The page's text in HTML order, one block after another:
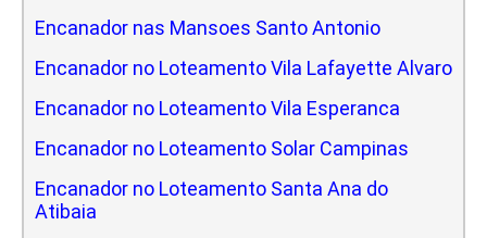
Encanador nas Mansoes Santo Antonio
Encanador no Loteamento Vila Lafayette Alvaro
Encanador no Loteamento Vila Esperanca
Encanador no Loteamento Solar Campinas
Encanador no Loteamento Santa Ana do
Atibaia